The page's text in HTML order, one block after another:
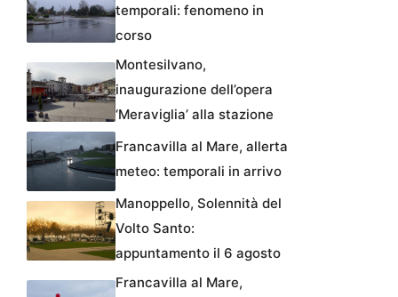
temporali: fenomeno in
corso
Montesilvano,
inaugurazione dell’opera
‘Meraviglia’ alla stazione
Francavilla al Mare, allerta
meteo: temporali in arrivo
Manoppello, Solennità del
Volto Santo:
appuntamento il 6 agosto
Francavilla al Mare,